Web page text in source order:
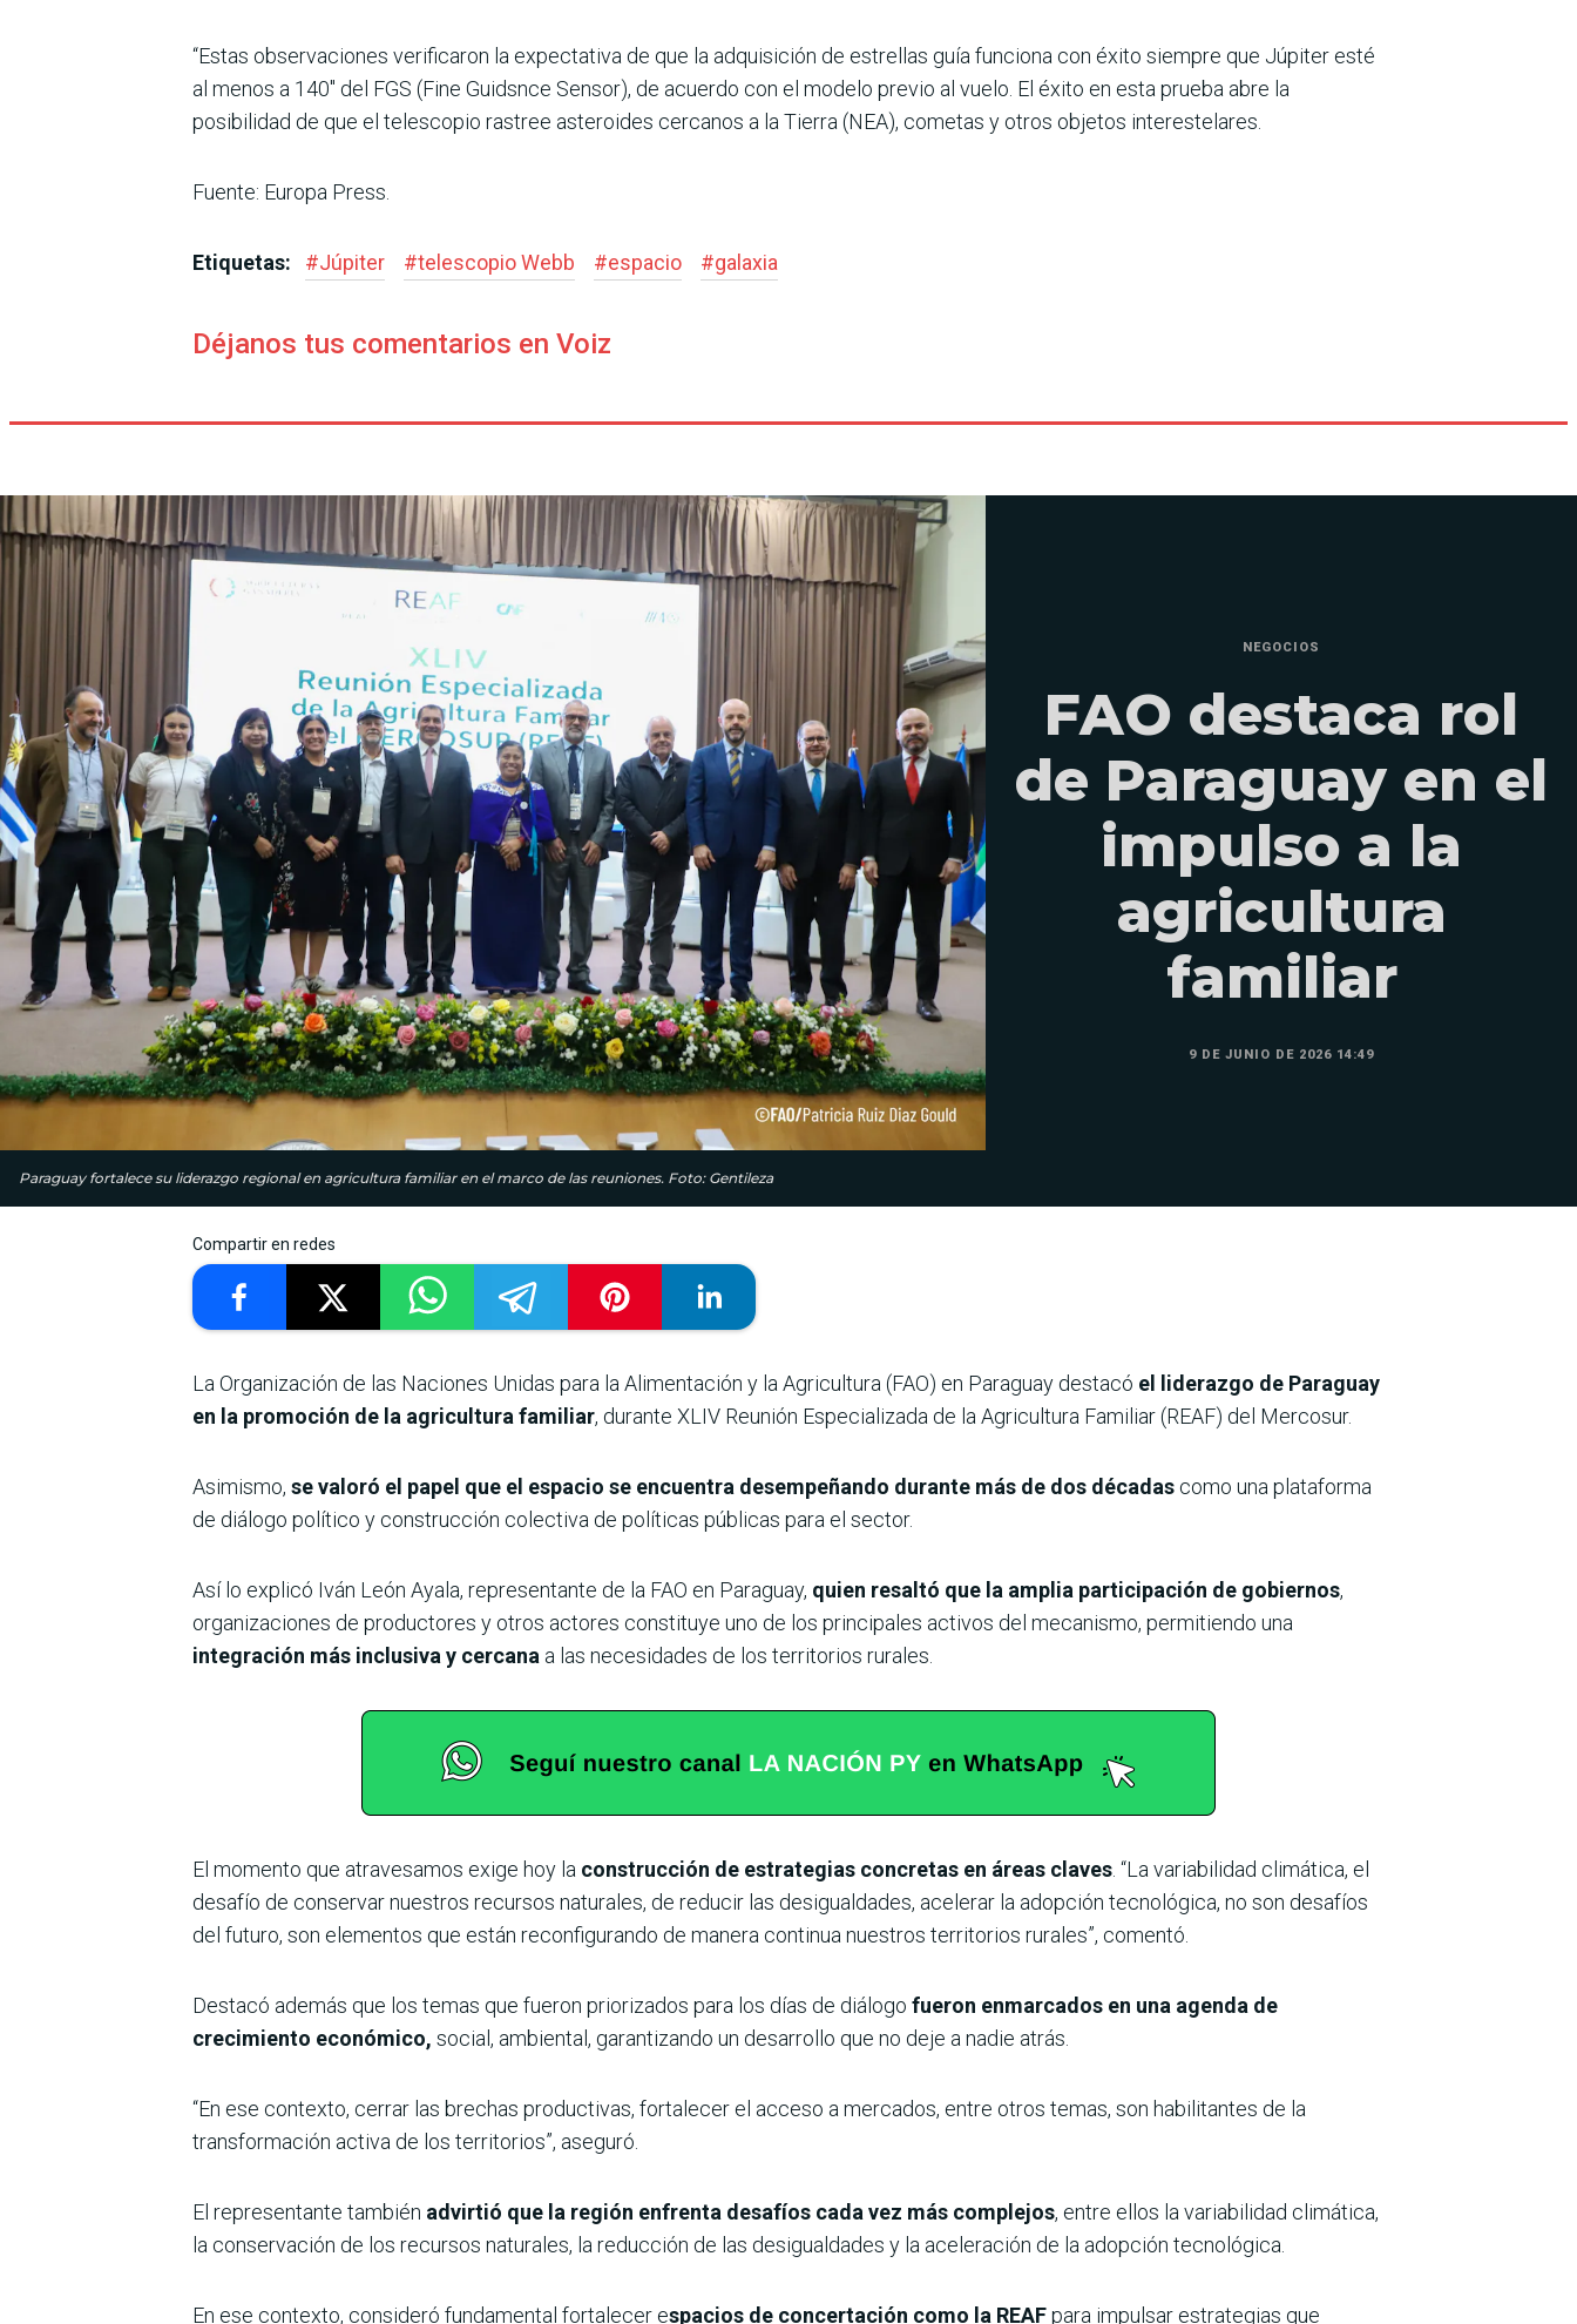
“Estas observaciones verificaron la expectativa de que la adquisición de estrellas guía funciona con éxito siempre que Júpiter esté
al menos a 140″ del FGS (Fine Guidsnce Sensor), de acuerdo con el modelo previo al vuelo. El éxito en esta prueba abre la
posibilidad de que el telescopio rastree asteroides cercanos a la Tierra (NEA), cometas y otros objetos interestelares.
Fuente: Europa Press.
Etiquetas: #Júpiter #telescopio Webb #espacio #galaxia
Déjanos tus comentarios en Voiz
Paraguay fortalece su liderazgo regional en agricultura familiar en el marco de las reuniones. Foto: Gentileza
NEGOCIOS
FAO destaca rol
de Paraguay en el
impulso a la
agricultura
familiar
9 DE JUNIO DE 2026 14:49
Compartir en redes
La Organización de las Naciones Unidas para la Alimentación y la Agricultura (FAO) en Paraguay destacó el liderazgo de Paraguay
en la promoción de la agricultura familiar, durante XLIV Reunión Especializada de la Agricultura Familiar (REAF) del Mercosur.
Asimismo, se valoró el papel que el espacio se encuentra desempeñando durante más de dos décadas como una plataforma
de diálogo político y construcción colectiva de políticas públicas para el sector.
Así lo explicó Iván León Ayala, representante de la FAO en Paraguay, quien resaltó que la amplia participación de gobiernos,
organizaciones de productores y otros actores constituye uno de los principales activos del mecanismo, permitiendo una
integración más inclusiva y cercana a las necesidades de los territorios rurales.
El momento que atravesamos exige hoy la construcción de estrategias concretas en áreas claves. “La variabilidad climática, el
desafío de conservar nuestros recursos naturales, de reducir las desigualdades, acelerar la adopción tecnológica, no son desafíos
del futuro, son elementos que están reconfigurando de manera continua nuestros territorios rurales”, comentó.
Destacó además que los temas que fueron priorizados para los días de diálogo fueron enmarcados en una agenda de
crecimiento económico, social, ambiental, garantizando un desarrollo que no deje a nadie atrás.
“En ese contexto, cerrar las brechas productivas, fortalecer el acceso a mercados, entre otros temas, son habilitantes de la
transformación activa de los territorios”, aseguró.
El representante también advirtió que la región enfrenta desafíos cada vez más complejos, entre ellos la variabilidad climática,
la conservación de los recursos naturales, la reducción de las desigualdades y la aceleración de la adopción tecnológica.
En ese contexto, consideró fundamental fortalecer espacios de concertación como la REAFpara impulsar estrategias que